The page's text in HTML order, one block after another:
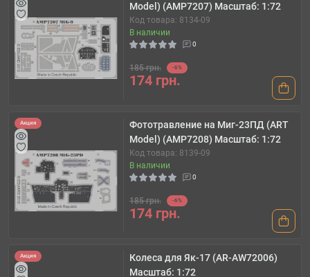
Model) (AMP7207) Масштаб: 1:72
Код товара: 8134-09
В наличии
0
185 грн. -6%
174 грн.
Акция
Фототравление на Миг-23ПД (ART
Model) (AMP7208) Масштаб: 1:72
Код товара: 8139-09
В наличии
0
185 грн. -6%
174 грн.
Акция
Колеса для Як-17 (AR-AW72006)
Масштаб: 1:72